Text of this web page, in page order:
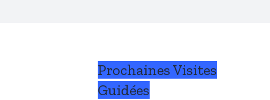
Prochaines Visites
Guidées